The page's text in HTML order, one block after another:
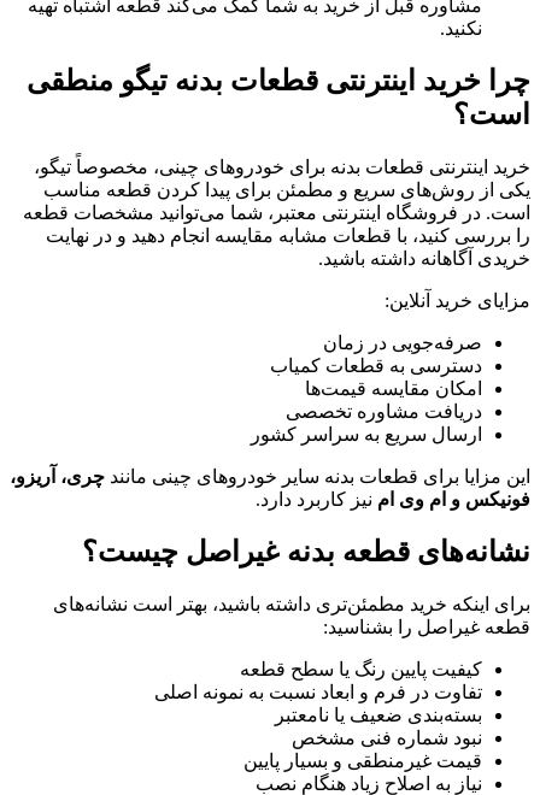
مشاوره قبل از خرید به شما کمک می‌کند قطعه اشتباه تهیه
نکنید.
چرا خرید اینترنتی قطعات بدنه تیگو منطقی
است؟
خرید اینترنتی قطعات بدنه برای خودروهای چینی، مخصوصاً تیگو،
یکی از روش‌های سریع و مطمئن برای پیدا کردن قطعه مناسب
است. در فروشگاه اینترنتی معتبر، شما می‌توانید مشخصات قطعه
را بررسی کنید، با قطعات مشابه مقایسه انجام دهید و در نهایت
خریدی آگاهانه داشته باشید.
مزایای خرید آنلاین:
صرفه‌جویی در زمان
دسترسی به قطعات کمیاب
امکان مقایسه قیمت‌ها
دریافت مشاوره تخصصی
ارسال سریع به سراسر کشور
این مزایا برای قطعات بدنه سایر خودروهای چینی مانند چری، آریزو،
فونیکس و ام وی ام نیز کاربرد دارد.
نشانه‌های قطعه بدنه غیراصل چیست؟
برای اینکه خرید مطمئن‌تری داشته باشید، بهتر است نشانه‌های
قطعه غیراصل را بشناسید:
کیفیت پایین رنگ یا سطح قطعه
تفاوت در فرم و ابعاد نسبت به نمونه اصلی
بسته‌بندی ضعیف یا نامعتبر
نبود شماره فنی مشخص
قیمت غیرمنطقی و بسیار پایین
نیاز به اصلاح زیاد هنگام نصب